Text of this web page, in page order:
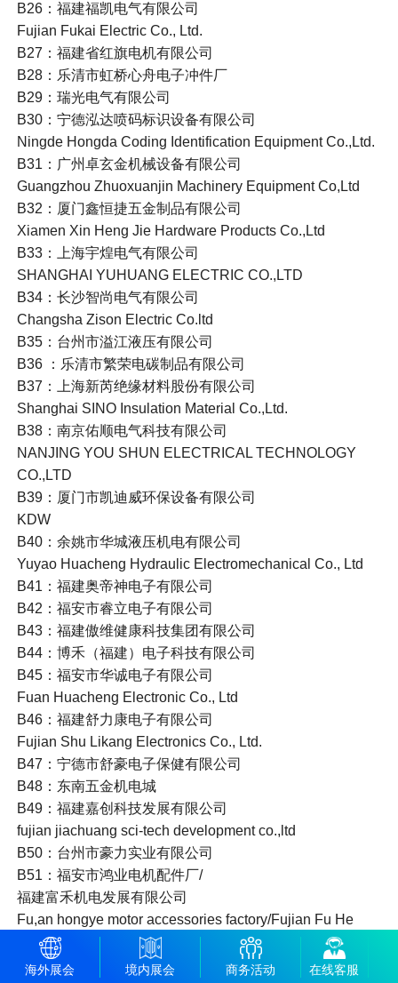
B26：福建福凯电气有限公司
Fujian Fukai Electric Co., Ltd.
B27：福建省红旗电机有限公司
B28：乐清市虹桥心舟电子冲件厂
B29：瑞光电气有限公司
B30：宁德泓达喷码标识设备有限公司
Ningde Hongda Coding Identification Equipment Co.,Ltd.
B31：广州卓玄金机械设备有限公司
Guangzhou Zhuoxuanjin Machinery Equipment Co,Ltd
B32：厦门鑫恒捷五金制品有限公司
Xiamen Xin Heng Jie Hardware Products Co.,Ltd
B33：上海宇煌电气有限公司
SHANGHAI YUHUANG ELECTRIC CO.,LTD
B34：长沙智尚电气有限公司
Changsha Zison Electric Co.ltd
B35：台州市溢江液压有限公司
B36 ：乐清市繁荣电碳制品有限公司
B37：上海新芮绝缘材料股份有限公司
Shanghai SINO Insulation Material Co.,Ltd.
B38：南京佑顺电气科技有限公司
NANJING YOU SHUN ELECTRICAL TECHNOLOGY
CO.,LTD
B39：厦门市凯迪威环保设备有限公司
KDW
B40：余姚市华城液压机电有限公司
Yuyao Huacheng Hydraulic Electromechanical Co., Ltd
B41：福建奥帝神电子有限公司
B42：福安市睿立电子有限公司
B43：福建傲维健康科技集团有限公司
B44：博禾（福建）电子科技有限公司
B45：福安市华诚电子有限公司
Fuan Huacheng Electronic Co., Ltd
B46：福建舒力康电子有限公司
Fujian Shu Likang Electronics Co., Ltd.
B47：宁德市舒豪电子保健有限公司
B48：东南五金机电城
B49：福建嘉创科技发展有限公司
fujian jiachuang sci-tech development co.,ltd
B50：台州市豪力实业有限公司
B51：福安市鸿业电机配件厂/
福建富禾机电发展有限公司
Fu,an hongye motor accessories factory/Fujian Fu He
mechanical and electrical Development CO.,ltd
B52：福安市大南方电子有限公司
海外展会 境内展会 商务活动 在线客服